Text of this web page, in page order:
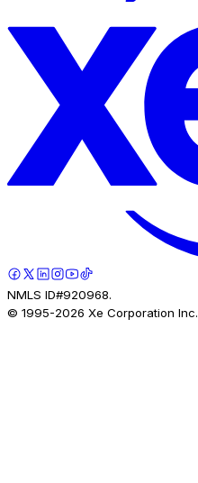
NMLS ID#920968.
© 1995-2026 Xe Corporation Inc.